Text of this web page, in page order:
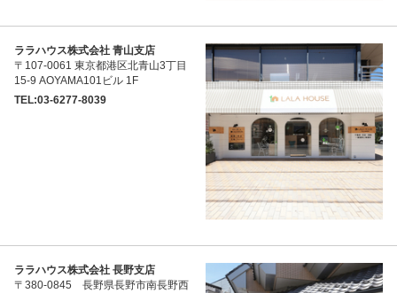
ララハウス株式会社 青山支店
〒107-0061 東京都港区北青山3丁目
15-9 AOYAMA101ビル 1F
TEL:03-6277-8039
ララハウス株式会社 長野支店
〒380-0845 長野県長野市南長野西